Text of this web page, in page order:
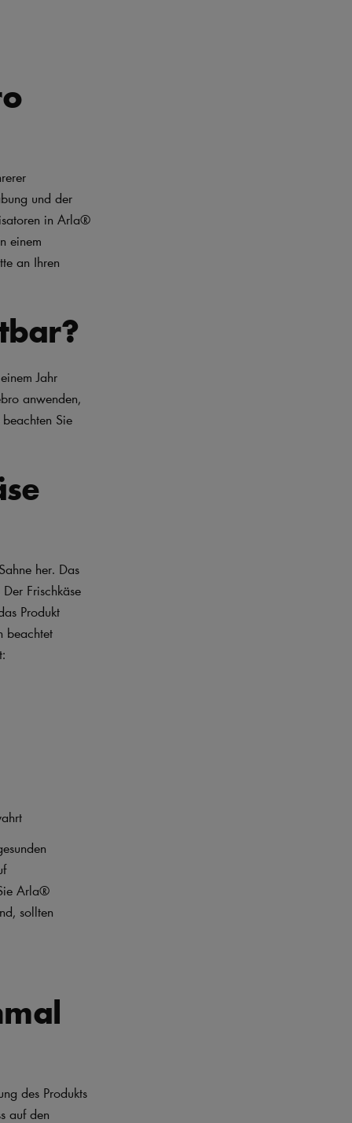
und der
in Arla®
einem
an Ihren
Jahr
anwenden,
Sie
her. Das
Frischkäse
Produkt
beachtet
Arla®
sollten
des Produkts
auf den